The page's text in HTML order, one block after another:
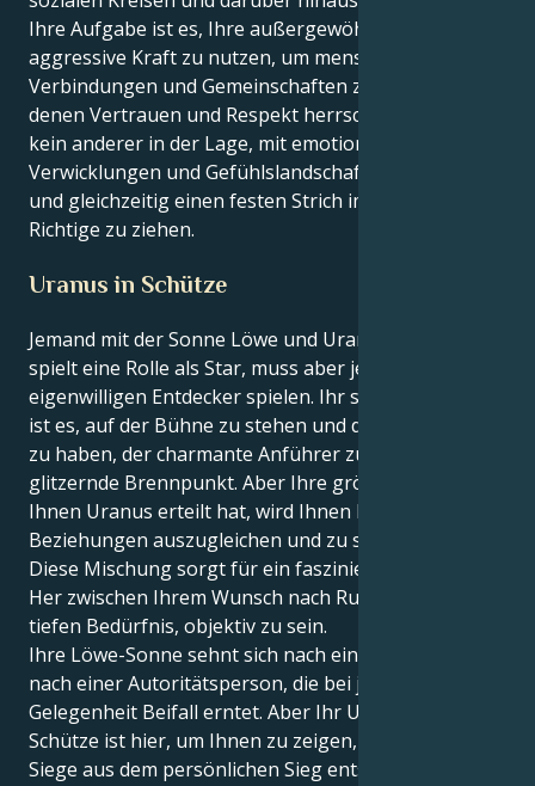
Ihre Aufgabe ist es, Ihre außergewöhnliche
aggressive Kraft zu nutzen, um menschliche
Verbindungen und Gemeinschaften zu bilden, in
denen Vertrauen und Respekt herrschen. Sie sind wie
kein anderer in der Lage, mit emotionalen
Verwicklungen und Gefühlslandschaften umzugehen
und gleichzeitig einen festen Strich im Sand für das
Richtige zu ziehen.
Uranus in Schütze
Jemand mit der Sonne Löwe und Uranus in Schütze
spielt eine Rolle als Star, muss aber jetzt den
eigenwilligen Entdecker spielen. Ihr stärkster Antrieb
ist es, auf der Bühne zu stehen und das Rampenlicht
zu haben, der charmante Anführer zu sein, der
glitzernde Brennpunkt. Aber Ihre größte Lektion, die
Ihnen Uranus erteilt hat, wird Ihnen helfen, Ihre
Beziehungen auszugleichen und zu strukturieren.
Diese Mischung sorgt für ein faszinierendes Hin und
Her zwischen Ihrem Wunsch nach Ruhm und Ihrem
tiefen Bedürfnis, objektiv zu sein.
Ihre Löwe-Sonne sehnt sich nach einer Hauptrolle,
nach einer Autoritätsperson, die bei jeder
Gelegenheit Beifall erntet. Aber Ihr Uranus in
Schütze ist hier, um Ihnen zu zeigen, dass wahre
Siege aus dem persönlichen Sieg entstehen, wenn